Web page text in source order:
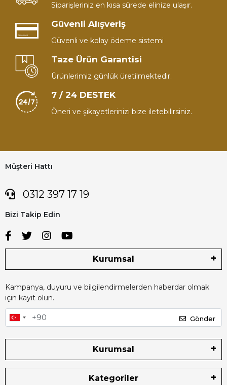
Siparişleriniz en kısa sürede elinize ulaşır.
Güvenli Alışveriş
Güvenli ve kolay ödeme sistemi
Taze Ürün Garantisi
Ürünlerimiz günlük üretilmektedir.
7 / 24 DESTEK
Öneri ve şikayetlerinizi bize iletebilirsiniz.
Müşteri Hattı
0312 397 17 19
Bizi Takip Edin
Kurumsal
Kampanya, duyuru ve bilgilendirmelerden haberdar olmak
için kayıt olun.
Gönder
Kurumsal
Kategoriler